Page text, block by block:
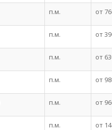
п.м. от
п.м. от
п.м. от
п.м. от
п.м. от
п.м. от